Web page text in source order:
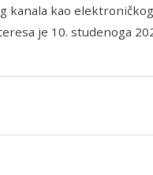
kao
je 10. studenoga